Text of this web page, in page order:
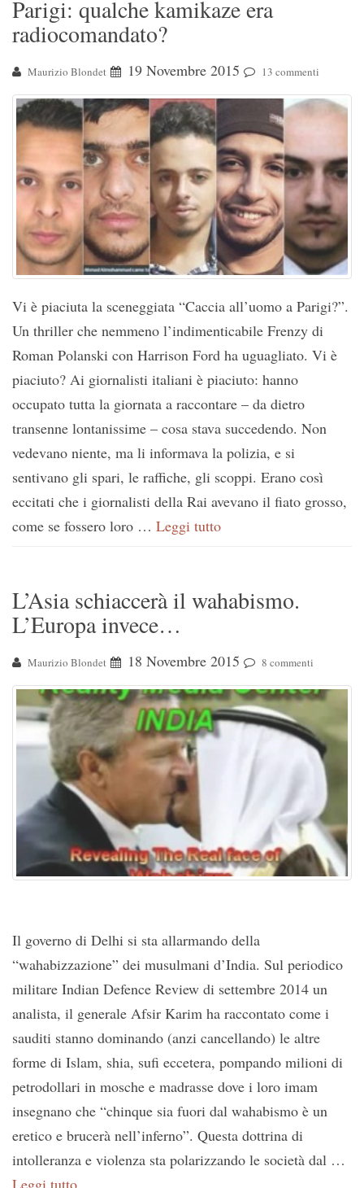
Parigi: qualche kamikaze era
radiocomandato?
Maurizio Blondet 19 Novembre 2015 13 commenti
Vi è piaciuta la sceneggiata “Caccia all’uomo a Parigi?”.
Un thriller che nemmeno l’indimenticabile Frenzy di
Roman Polanski con Harrison Ford ha uguagliato. Vi è
piaciuto? Ai giornalisti italiani è piaciuto: hanno
occupato tutta la giornata a raccontare – da dietro
transenne lontanissime – cosa stava succedendo. Non
vedevano niente, ma li informava la polizia, e si
sentivano gli spari, le raffiche, gli scoppi. Erano così
eccitati che i giornalisti della Rai avevano il fiato grosso,
come se fossero loro … Leggi tutto
L’Asia schiaccerà il wahabismo.
L’Europa invece…
Maurizio Blondet 18 Novembre 2015 8 commenti
Il governo di Delhi si sta allarmando della
“wahabizzazione” dei musulmani d’India. Sul periodico
militare Indian Defence Review di settembre 2014 un
analista, il generale Afsir Karim ha raccontato come i
sauditi stanno dominando (anzi cancellando) le altre
forme di Islam, shia, sufi eccetera, pompando milioni di
petrodollari in mosche e madrasse dove i loro imam
insegnano che “chinque sia fuori dal wahabismo è un
eretico e brucerà nell’inferno”. Questa dottrina di
intolleranza e violenza sta polarizzando le società dal …
Leggi tutto